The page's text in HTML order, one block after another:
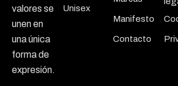
valores se
unen en
una única
forma de
expresión.
Unisex
Manifesto
Contacto